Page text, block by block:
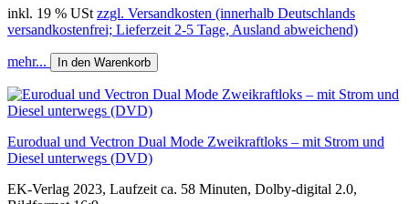
inkl. 19 % USt zzgl. Versandkosten (innerhalb Deutschlands
versandkostenfrei; Lieferzeit 2-5 Tage, Ausland abweichend)
mehr... In den Warenkorb
Eurodual und Vectron Dual Mode Zweikraftloks – mit Strom und
Diesel unterwegs (DVD)
EK-Verlag 2023, Laufzeit ca. 58 Minuten, Dolby-digital 2.0,